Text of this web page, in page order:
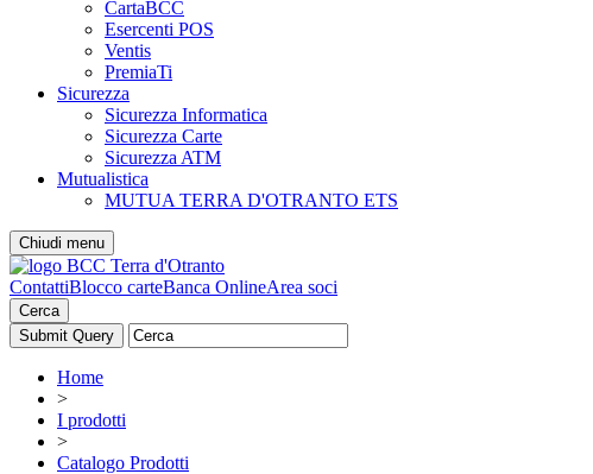
CartaBCC
Esercenti POS
Ventis
PremiaTi
Sicurezza
Sicurezza Informatica
Sicurezza Carte
Sicurezza ATM
Mutualistica
MUTUA TERRA D'OTRANTO ETS
Chiudi menu
ContattiBlocco carteBanca OnlineArea soci
Cerca
Home
>
I prodotti
>
Catalogo Prodotti